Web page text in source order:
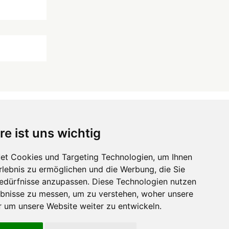
ist uns wichtig
Cookies und Targeting Technologien, um Ihnen
zu ermöglichen und die Werbung, die Sie
anzupassen. Diese Technologien nutzen
zu messen, um zu verstehen, woher unsere
um unsere Website weiter zu entwickeln.
...
Hörgeräte die-endverbraucher.com